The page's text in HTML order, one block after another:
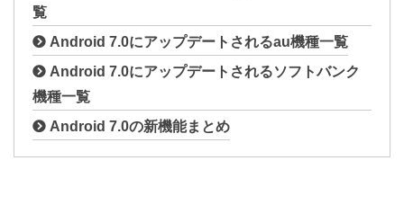
覧
Android 7.0にアップデートされるau機種一覧
Android 7.0にアップデートされるソフトバンク
機種一覧
Android 7.0の新機能まとめ